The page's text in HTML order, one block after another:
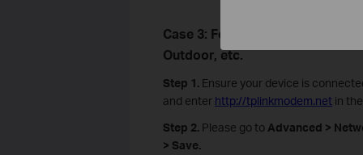
Case 3: For ISP-customized 4G
Outdoor, etc.
Step 1. Ensure your device is
and enter http://tplinkmodem.netin
Step 2. Please go to Advanced >
> Save.